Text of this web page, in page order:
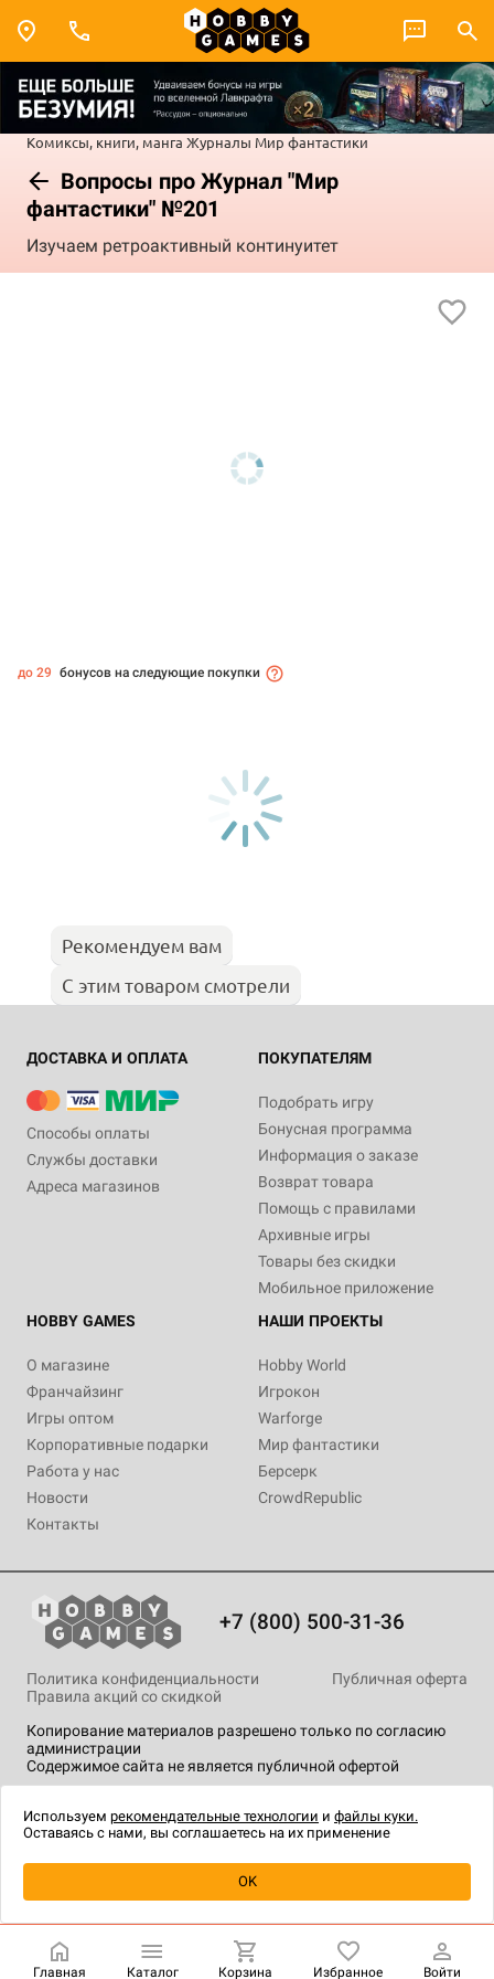
Комиксы, книги, манга Журналы Мир фантастики
Вопросы про Журнал "Мир
фантастики" №201
Изучаем ретроактивный континуитет
Уведомить о наличии
до 29 бонусов на следующие покупки
Рекомендуем вам
С этим товаром смотрели
ДОСТАВКА И ОПЛАТА
Способы оплаты
Службы доставки
Адреса магазинов
ПОКУПАТЕЛЯМ
Подобрать игру
Бонусная программа
Информация о заказе
Возврат товара
Помощь с правилами
Архивные игры
Товары без скидки
Мобильное приложение
HOBBY GAMES
О магазине
Франчайзинг
Игры оптом
Корпоративные подарки
Работа у нас
Новости
Контакты
НАШИ ПРОЕКТЫ
Hobby World
Игрокон
Warforge
Мир фантастики
Берсерк
CrowdRepublic
+7 (800) 500-31-36
Копирование материалов разрешено только по согласию
администрации
Содержимое сайта не является публичной офертой
Политика конфиденциальности
Публичная оферта
Правила акций со скидкой
технологии.
Главная Каталог Корзина Избранное Войти
Используем рекомендательные технологии и файлы куки.
Оставаясь с нами, вы соглашаетесь на их применение
OK